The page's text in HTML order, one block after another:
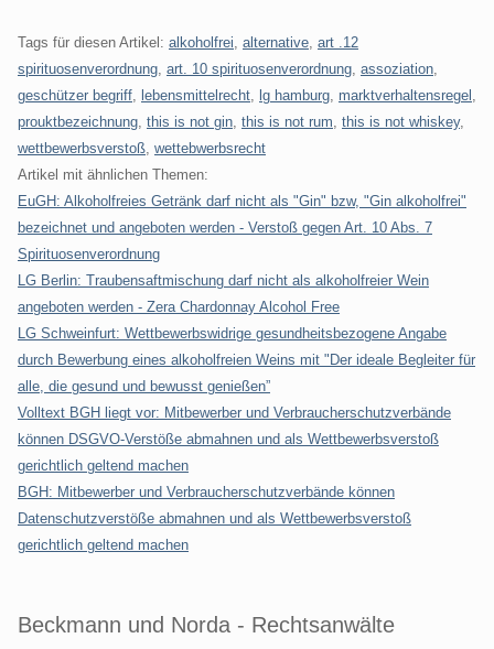
Tags für diesen Artikel: alkoholfrei alternative art .12
spirituosenverordnung art. 10 spirituosenverordnung assoziation
geschützer begriff
lebensmittelrecht lg hamburg marktverhaltensregel
prouktbezeichnung this is not gin this is not rum this is not whiskey,
wettbewerbsverstoß wettebwerbsrecht
Artikel mit ähnlichen Themen:
EuGH: Alkoholfreies Getränk darf nicht als "Gin" bzw, "Gin alkoholfrei"
bezeichnet und angeboten werden - Verstoß gegen Art. 10 Abs. 7
Spirituosenverordnung
LG Berlin: Traubensaftmischung darf nicht als alkoholfreier Wein
angeboten werden - Zera Chardonnay Alcohol Free
LG Schweinfurt: Wettbewerbswidrige gesundheitsbezogene Angabe
durch Bewerbung eines alkoholfreien Weins mit "Der ideale Begleiter für
alle, die gesund und bewusst genießen”
Volltext BGH liegt vor: Mitbewerber und Verbraucherschutzverbände
können DSGVO-Verstöße abmahnen und als Wettbewerbsverstoß
gerichtlich geltend machen
BGH: Mitbewerber und Verbraucherschutzverbände können
Datenschutzverstöße abmahnen und als Wettbewerbsverstoß
gerichtlich geltend machen
Beckmann und Norda - Rechtsanwälte